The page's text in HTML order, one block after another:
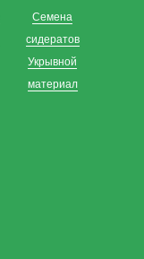
Семена
сидератов
Укрывной
материал